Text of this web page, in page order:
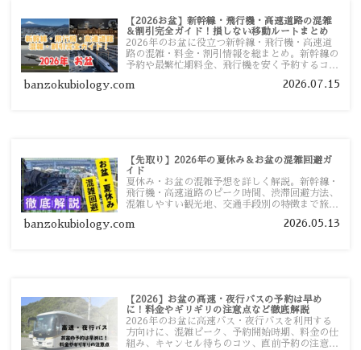
【2026お盆】新幹線・飛行機・高速道路の混雑
＆割引完全ガイド！損しない移動ルートまとめ
2026年のお盆に役立つ新幹線・飛行機・高速道
路の混雑・料金・割引情報を総まとめ。新幹線の
予約や最繁忙期料金、飛行機を安く予約するコ
い移動方法を分かりやすく解説します。
banzokubiology.com 2026.07.15
【先取り】2026年の夏休み＆お盆の混雑回避ガ
イド
夏休み・お盆の混雑予想を詳しく解説。新幹線・
飛行機・高速道路のピーク時間、渋滞回避方法、
混雑しやすい観光地、交通手段別の特徴まで旅行
banzokubiology.com 2026.05.13
【2026】お盆の高速・夜行バスの予約は早め
に！料金やギリギリの注意点など徹底解説
2026年のお盆に高速バス・夜行バスを利用する
方向けに、混雑ピーク、予約開始時期、料金の仕
組み、キャンセル待ちのコツ、直前予約の注意点